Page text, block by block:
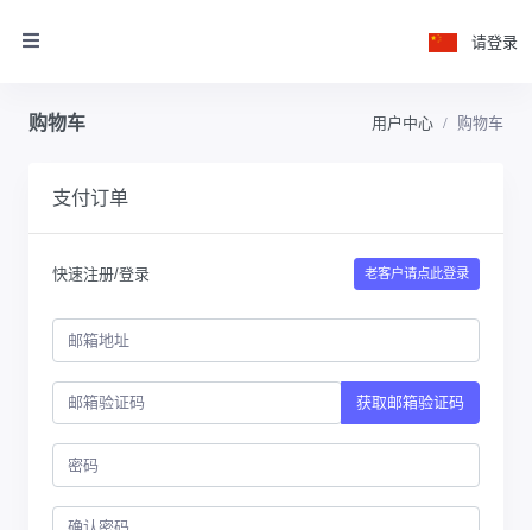
请登录
购物车 用户中心 购物车
支付订单
快速注册/登录 老客户请点此登录
获取邮箱验证码